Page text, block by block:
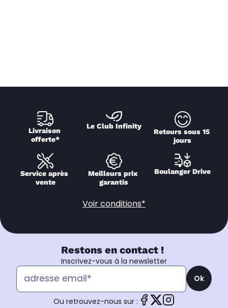
Livraison
offerte*
Le Club Infinity
Retours sous 15
jours
Service après
vente
Meilleurs prix
garantis
Boulanger Drive
Voir conditions*
Restons en contact !
Inscrivez-vous à la newsletter
Ok
Ou retrouvez-nous sur :